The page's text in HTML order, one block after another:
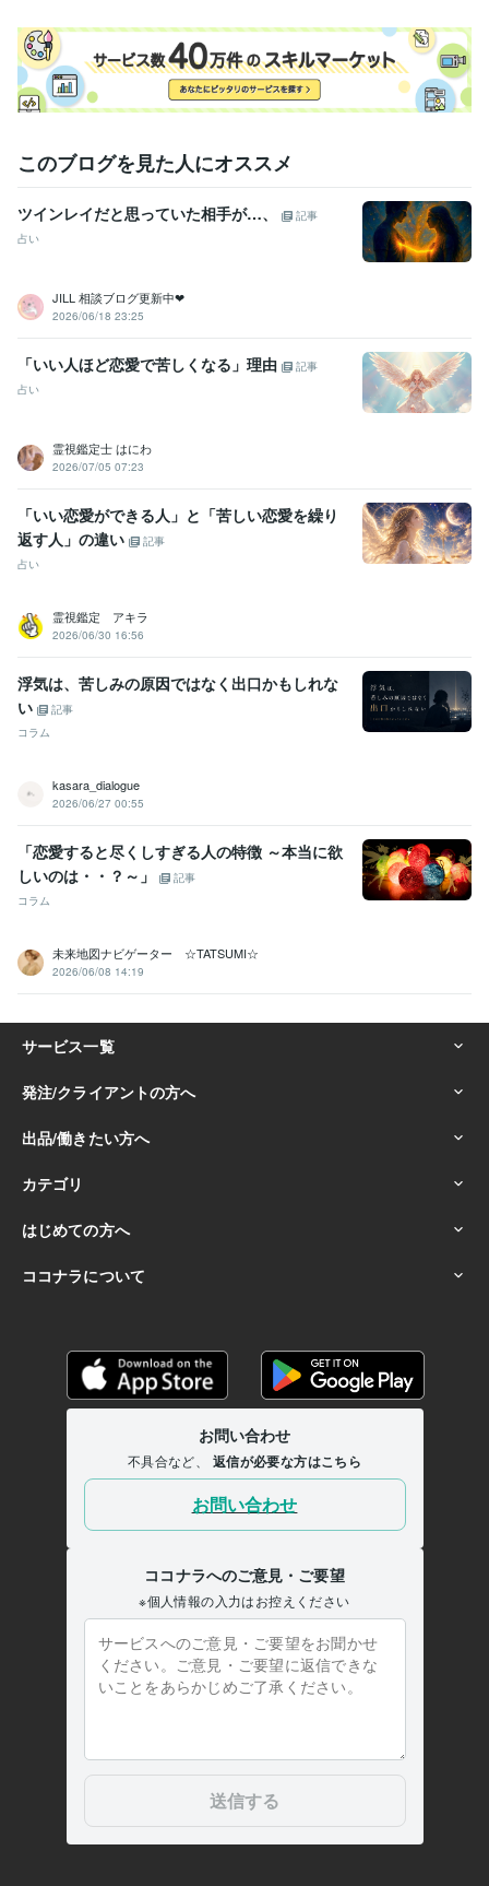
悩み相談・カウンセリング
愛着障害、共依存、繰り返すパターン改
善
語学力
英語 ビジネスレベル
このブログを見た人にオススメ
ツインレイだと思っていた相手が…、
記事
占い
JILL 相談ブログ更新中❤︎
2026/06/18 23:25
「いい人ほど恋愛で苦しくなる」理由
記事
占い
霊視鑑定士 はにわ
2026/07/05 07:23
「いい恋愛ができる人」と「苦しい恋愛を繰り
返す人」の違い
記事
占い
霊視鑑定 アキラ
2026/06/30 16:56
浮気は、苦しみの原因ではなく出口かもしれな
い
記事
コラム
kasara_dialogue
2026/06/27 00:55
「恋愛すると尽くしすぎる人の特徴 ～本当に欲
しいのは・・？～」
記事
コラム
未来地図ナビゲーター ☆TATSUMI☆
2026/06/08 14:19